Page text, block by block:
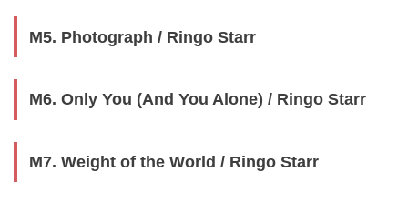
M5. Photograph / Ringo Starr
M6. Only You (And You Alone) / Ringo Starr
M7. Weight of the World / Ringo Starr